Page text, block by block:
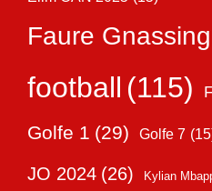
Faure
football (115)
Golfe 1 (29) Golfe 7
JO 2024 (26) Kylian